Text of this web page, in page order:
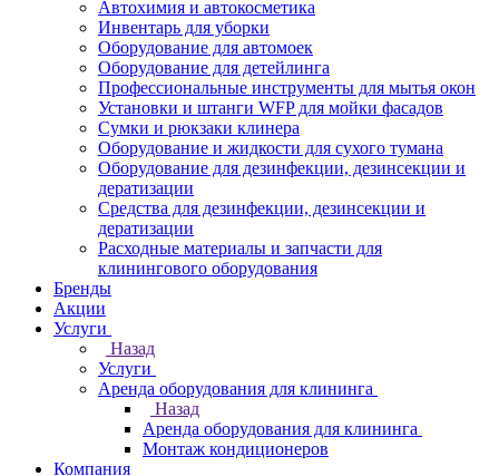
Автохимия и автокосметика
Инвентарь для уборки
Оборудование для автомоек
Оборудование для детейлинга
Профессиональные инструменты для мытья окон
Установки и штанги WFP для мойки фасадов
Сумки и рюкзаки клинера
Оборудование и жидкости для сухого тумана
Оборудование для дезинфекции, дезинсекции и
дератизации
Средства для дезинфекции, дезинсекции и
дератизации
Расходные материалы и запчасти для
клинингового оборудования
Бренды
Акции
Услуги
Назад
Услуги
Аренда оборудования для клининга
Назад
Аренда оборудования для клининга
Монтаж кондиционеров
Компания